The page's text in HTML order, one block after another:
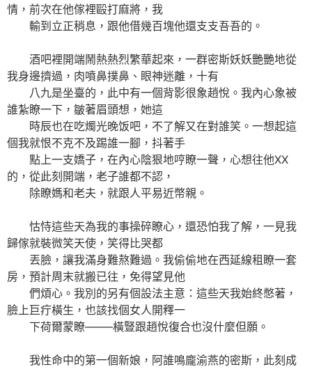
情，前次在他傢裡毆打麻將，我
輸到立正稍息，跟他借幾百塊他還支支吾吾的。
酒吧裡開端鬧熱熱烈繁華起來，一群密斯妖妖艷艷地從
我身邊擠過，肉噴鼻撲鼻、眼神迷離，十有
八九是坐臺的，此中有一個背影很象趙悅。我內心象被
誰紮瞭一下，皺著眉頭想，她這
時辰也在吃燭光晚饭吧，不了解又在對誰笑。一想起這
個我就恨不克不及踢誰一腳，抖著手
點上一支嬌子，在內心陰狠地哼瞭一聲，心想往他XX
的，從此刻開端，老子誰都不認，
除瞭媽和老夫，就跟人平易近幣親。
怙恃這些天為我的事操碎瞭心，還恐怕我了解，一見我
歸傢就裝微笑天使，笑得比哭都
丟臉，讓我滿身難熬難過。我偷偷地在西延線租瞭一套
房，預計周末就搬已往，免得望見他
們煩心。我別的另有個設法主意：這些天我始終憋著，
臉上巨疔橫生，也該找個女人開釋一
下荷爾蒙瞭——–橫豎跟趙悅復合也沒什麼但願。
我性命中的第一個新娘，阿誰鳴龐渝燕的密斯，此刻成